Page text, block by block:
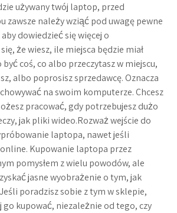
używany twój laptop, przed
zawsze należy wziąć pod uwagę pewne
dowiedzieć się więcej o
że wiesz, ile miejsca będzie miał
coś, co albo przeczytasz w miejscu,
albo poprosisz sprzedawcę. Oznacza
na swoim komputerze. Chcesz
pracować, gdy potrzebujesz dużo
jak pliki wideo.Rozważ wejście do
laptopa, nawet jeśli
Kupowanie laptopa przez
pomysłem z wielu powodów, ale
jasne wyobrażenie o tym, jak
poradzisz sobie z tym w sklepie,
go kupować, niezależnie od tego, czy